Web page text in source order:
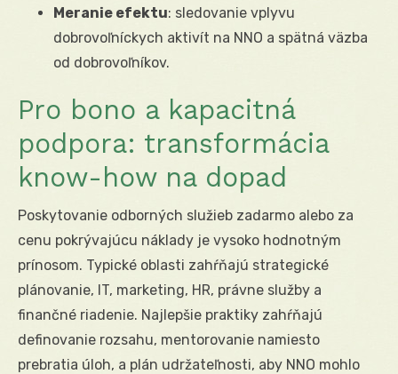
Meranie efektu: sledovanie vplyvu
dobrovoľníckych aktivít na NNO a spätná väzba
od dobrovoľníkov.
Pro bono a kapacitná
podpora: transformácia
know-how na dopad
Poskytovanie odborných služieb zadarmo alebo za
cenu pokrývajúcu náklady je vysoko hodnotným
prínosom. Typické oblasti zahŕňajú strategické
plánovanie, IT, marketing, HR, právne služby a
finančné riadenie. Najlepšie praktiky zahŕňajú
definovanie rozsahu, mentorovanie namiesto
prebratia úloh, a plán udržateľnosti, aby NNO mohlo